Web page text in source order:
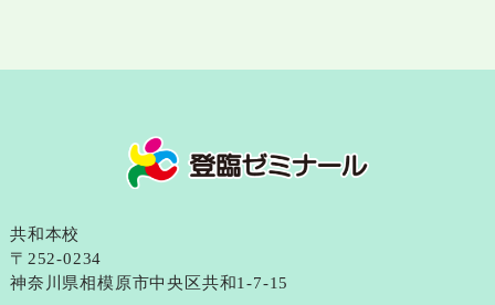
共和本校
〒252-0234
神奈川県相模原市中央区共和1-7-15